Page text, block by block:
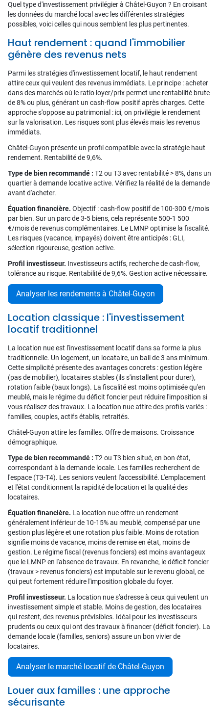
Quel type d'investissement privilégier à Châtel-Guyon ? En croisant
les données du marché local avec les différentes stratégies
possibles, voici celles qui nous semblent les plus pertinentes.
Haut rendement : quand l'immobilier
génère des revenus nets
Parmi les stratégies d'investissement locatif, le haut rendement
attire ceux qui veulent des revenus immédiats. Le principe : acheter
dans des marchés où le ratio loyer/prix permet une rentabilité brute
de 8% ou plus, générant un cash-flow positif après charges. Cette
approche s'oppose au patrimonial : ici, on privilégie le rendement
sur la valorisation. Les risques sont plus élevés mais les revenus
immédiats.
Châtel-Guyon présente un profil compatible avec la stratégie haut
rendement. Rentabilité de 9,6%.
Type de bien recommandé : T2 ou T3 avec rentabilité > 8%, dans un
quartier à demande locative active. Vérifiez la réalité de la demande
avant d'acheter.
Équation financière. Objectif : cash-flow positif de 100-300 €/mois
par bien. Sur un parc de 3-5 biens, cela représente 500-1 500
€/mois de revenus complémentaires. Le LMNP optimise la fiscalité.
Les risques (vacance, impayés) doivent être anticipés : GLI,
sélection rigoureuse, gestion active.
Profil investisseur. Investisseurs actifs, recherche de cash-flow,
tolérance au risque. Rentabilité de 9,6%. Gestion active nécessaire.
Analyser les rendements à Châtel-Guyon
Location classique : l'investissement
locatif traditionnel
La location nue est l'investissement locatif dans sa forme la plus
traditionnelle. Un logement, un locataire, un bail de 3 ans minimum.
Cette simplicité présente des avantages concrets : gestion légère
(pas de mobilier), locataires stables (ils s'installent pour durer),
rotation faible (baux longs). La fiscalité est moins optimisée qu'en
meublé, mais le régime du déficit foncier peut réduire l'imposition si
vous réalisez des travaux. La location nue attire des profils variés :
familles, couples, actifs établis, retraités.
Châtel-Guyon attire les familles. Offre de maisons. Croissance
démographique.
Type de bien recommandé : T2 ou T3 bien situé, en bon état,
correspondant à la demande locale. Les familles recherchent de
l'espace (T3-T4). Les seniors veulent l'accessibilité. L'emplacement
et l'état conditionnent la rapidité de location et la qualité des
locataires.
Équation financière. La location nue offre un rendement
généralement inférieur de 10-15% au meublé, compensé par une
gestion plus légère et une rotation plus faible. Moins de rotation
signifie moins de vacance, moins de remise en état, moins de
gestion. Le régime fiscal (revenus fonciers) est moins avantageux
que le LMNP en l'absence de travaux. En revanche, le déficit foncier
(travaux > revenus fonciers) est imputable sur le revenu global, ce
qui peut fortement réduire l'imposition globale du foyer.
Profil investisseur. La location nue s'adresse à ceux qui veulent un
investissement simple et stable. Moins de gestion, des locataires
qui restent, des revenus prévisibles. Idéal pour les investisseurs
prudents ou ceux qui ont des travaux à financer (déficit foncier). La
demande locale (familles, seniors) assure un bon vivier de
locataires.
Analyser le marché locatif de Châtel-Guyon
Louer aux familles : une approche
sécurisante